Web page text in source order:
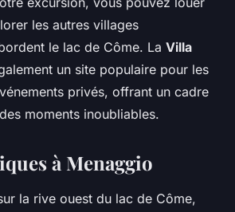
les autres villages
le lac de Côme. La Villa
un site populaire pour les
privés, offrant un cadre
moments inoubliables.
à Menaggio
la rive ouest du lac de Côme,